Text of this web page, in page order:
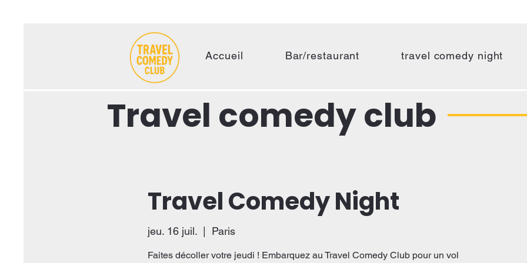
Accueil Bar/restaurant travel comedy night
Travel comedy club
Travel Comedy Night
jeu. 16 juil.
  |
Paris
Faites décoller votre jeudi ! Embarquez au Travel Comedy Club pour un vol